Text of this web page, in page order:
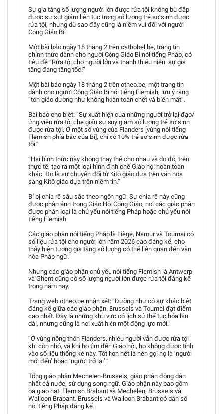
Sự gia tăng số lượng người lớn được rửa tội không bù đắp
được sự sụt giảm liên tục trong số lượng trẻ sơ sinh được
rửa tội, nhưng dù sao đây cũng là niềm vui đối với người
Công Giáo Bỉ.
Một bài báo ngày 18 tháng 2 trên cathobel.be, trang tin
chính thức dành cho người Công Giáo Bỉ nói tiếng Pháp, có
tiêu đề “Rửa tội cho người lớn và thanh thiếu niên: sự gia
tăng đang tăng tốc!”
Một bài báo ngày 18 tháng 2 trên otheo.be, một trang tin
dành cho người Công Giáo Bỉ nói tiếng Flemish, lưu ý rằng
“tôn giáo dường như không hoàn toàn chết và biến mất”.
Bài báo cho biết: “Sự xuất hiện của những người trở lại đạo/
ứng viên rửa tội che giấu sự suy giảm số lượng trẻ sơ sinh
được rửa tội. Ở một số vùng của Flanders [vùng nói tiếng
Flemish phía bắc của Bỉ], chỉ có 10% trẻ sơ sinh được rửa
tội.”
“Hai hình thức này không thay thế cho nhau và do đó, trên
thực tế, tạo ra một loại hình định chế Giáo hội hoàn toàn
khác. Đó là sự chuyển đổi từ Kitô giáo dựa trên văn hóa
sang Kitô giáo dựa trên niềm tin.”
Bỉ bị chia rẽ sâu sắc theo ngôn ngữ. Sự chia rẽ này cũng
được phản ảnh trong Giáo Hội Công Giáo, nơi các giáo phận
được phân loại là chủ yếu nói tiếng Pháp hoặc chủ yếu nói
tiếng Flemish.
Các giáo phận nói tiếng Pháp là Liège, Namur và Tournai có
số liệu rửa tội cho người lớn năm 2026 cao đáng kể, cho
thấy hiện tượng gia tăng số lượng có thể liên quan đến văn
hóa Pháp ngữ.
Nhưng các giáo phận chủ yếu nói tiếng Flemish là Antwerp
và Ghent cũng có số lượng người lớn được rửa tội đáng kể
trong năm nay.
Trang web otheo.be nhận xét: “Dường như có sự khác biệt
đáng kể giữa các giáo phận. Brussels và Tournai đạt điểm
cao nhất. Đây là những khu vực có lịch sử thế tục hóa lâu
dài, nhưng cũng là nơi xuất hiện một động lực mới.”
“Ở vùng nông thôn Flanders, nhiều người vẫn được rửa tội
khi còn nhỏ, và khi họ tìm đến Giáo hội, họ không được tính
vào số liệu thống kê này. Tốt hơn hết là nên gọi họ là ‘người
mới đến’ hoặc ‘người trở lại’.”
Tổng giáo phận Mechelen-Brussels, giáo phận đông dân
nhất cả nước, sử dụng song ngữ. Giáo phận này bao gồm
ba giáo hạt: Flemish Brabant và Mechelen, Brussels và
Walloon Brabant. Brussels và Walloon Brabant có dân số
nói tiếng Pháp đáng kể.